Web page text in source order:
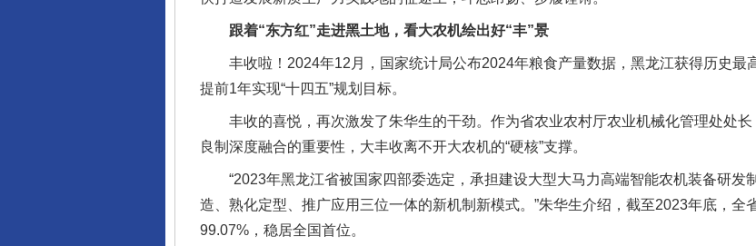
跟着“东方红”走进黑土地，看大农机绘出好“丰”景
丰收啦！2024年12月，国家统计局公布2024年粮食产量数据，黑龙江获得历史最高
提前1年实现“十四五”规划目标。
丰收的喜悦，再次激发了朱华生的干劲。作为省农业农村厅农业机械化管理处处长
良制深度融合的重要性，大丰收离不开大农机的“硬核”支撑。
“2023年黑龙江省被国家四部委选定，承担建设大型大马力高端智能农机装备研发
造、熟化定型、推广应用三位一体的新机制新模式。”朱华生介绍，截至2023年底，全
99.07%，稳居全国首位。